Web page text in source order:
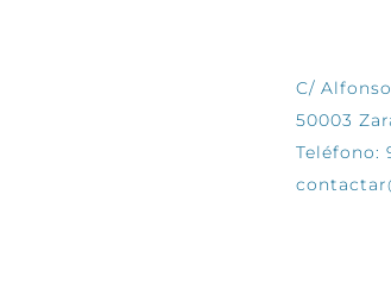
C/
50003
Teléfono: